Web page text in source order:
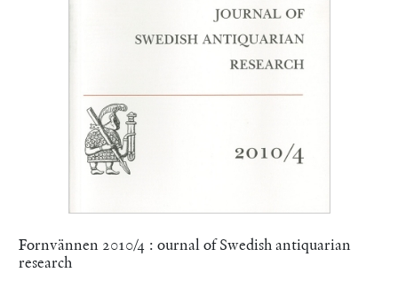
Fornvännen 2010/4 : ournal of Swedish antiquarian
research